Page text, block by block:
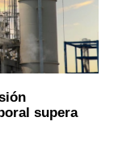
supera